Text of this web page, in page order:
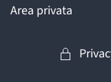
Area privata